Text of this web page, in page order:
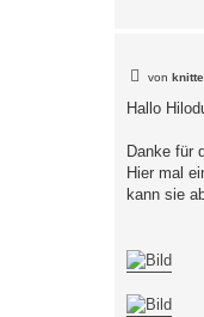
B
i
t
g
von
Hallo
Danke für
Hier mal
kann sie